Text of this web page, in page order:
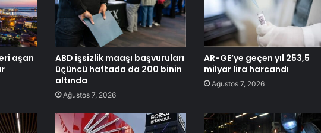
aşan
ABD işsizlik maaşı başvuruları
üçüncü haftada da 200 binin
altında
Ağustos 7, 2026
AR-GE’ye geçen yıl 253,5
milyar lira harcandı
Ağustos 7, 2026